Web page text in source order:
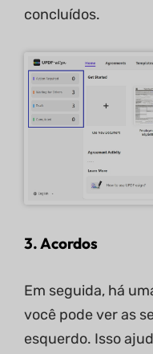
concluídos.
3. Acordos
Em seguida, há
você pode ver as
esquerdo. Isso